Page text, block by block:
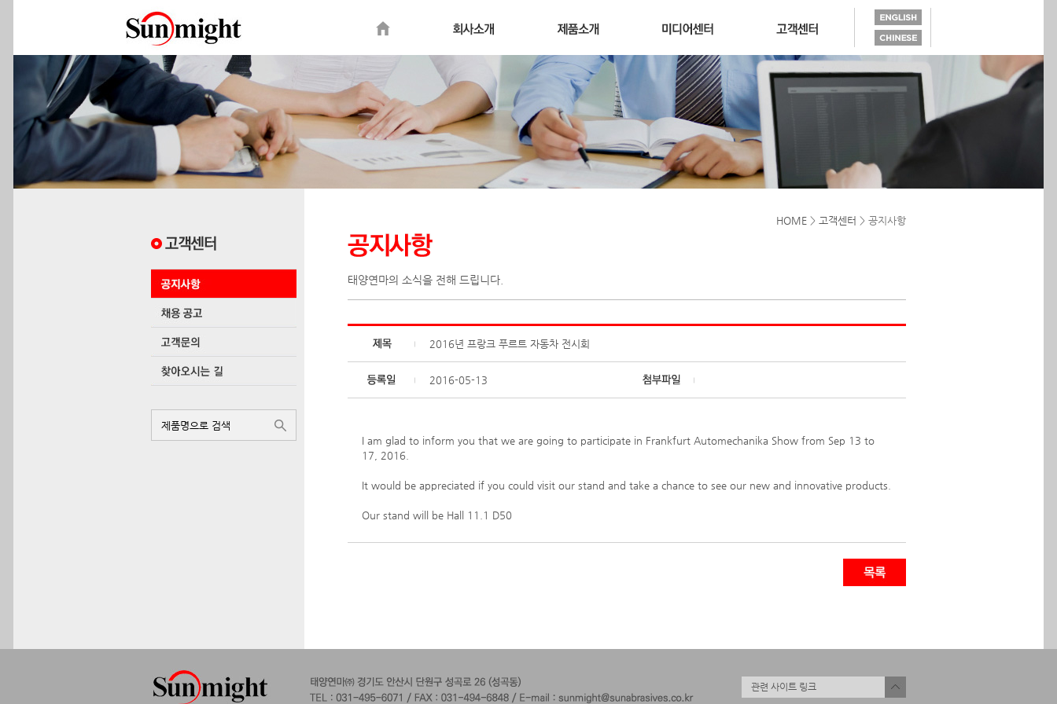
HOME > 고객센터 > 공지사항
태양연마의 소식을 전해 드립니다.
2016년 프랑크 푸르트 자동차 전시회
2016-05-13
I am glad to inform you that we are going to participate in Frankfurt Automechanika Show from Sep 13 to
17, 2016.
It would be appreciated if you could visit our stand and take a chance to see our new and innovative products.
Our stand will be Hall 11.1 D50
관련 사이트 링크